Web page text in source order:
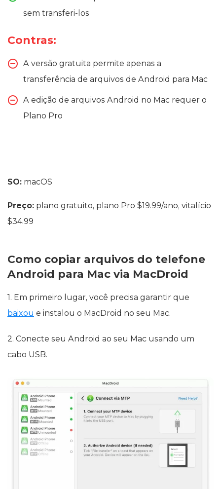
sem transferi-los
Contras:
A versão gratuita permite apenas a
transferência de arquivos de Android para Mac
A edição de arquivos Android no Mac requer o
Plano Pro
SO: macOS
Preço: plano gratuito, plano Pro $19.99/ano, vitalício
$34.99
Como copiar arquivos do telefone
Android para Mac via MacDroid
1. Em primeiro lugar, você precisa garantir que
baixou e instalou o MacDroid no seu Mac.
2. Conecte seu Android ao seu Mac usando um
cabo USB.